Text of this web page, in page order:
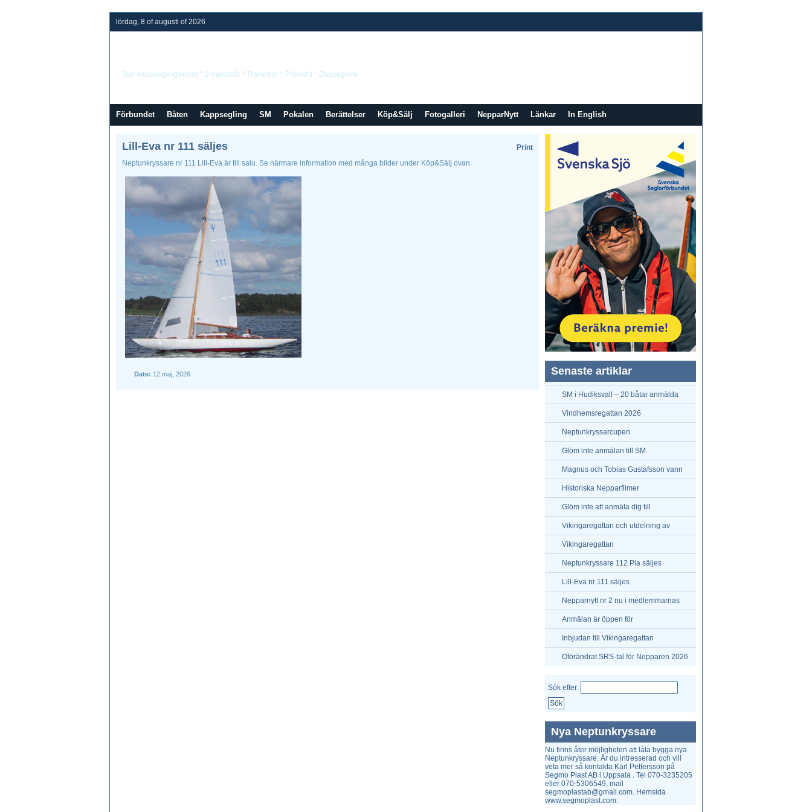
lördag, 8 of augusti of 2026
Stor kappseglingsklass * 2-mansbåt * Trailerbar * Prisvärd * Dagseglare
Förbundet Båten Kappsegling SM Pokalen Berättelser Köp&Sälj Fotogalleri NepparNytt Länkar In English
Senaste artiklar
SM i Hudiksvall – 20 båtar anmälda
hittills
Vindhemsregattan 2026
Neptunkryssarcupen
Glöm inte anmälan till SM
Magnus och Tobias Gustafsson vann
Neptunkryssarpokalen
Historiska Nepparfilmer
Glöm inte att anmäla dig till
Neptunkryssarpokalen
Vikingaregattan och utdelning av
vandringspris
Vikingaregattan
Neptunkryssare 112 Pia säljes
Lill-Eva nr 111 säljes
Nepparnytt nr 2 nu i medlemmarnas
brevlådor
Anmälan är öppen för
Neptunkryssarpokalen i Uppsala
Inbjudan till Vikingaregattan
Oförändrat SRS-tal för Nepparen 2026
Sök efter:
Nya Neptunkryssare
Nu finns åter möjligheten att låta bygga nya
Neptunkryssare. Är du intresserad och vill
veta mer så kontakta Karl Pettersson på
Segmo Plast AB i Uppsala . Tel 070-3235205
eller 070-5306549, mail
segmoplastab@gmail.com. Hemsida
www.segmoplast.com.
Print
Lill-Eva nr 111 säljes
Neptunkryssare nr 111 Lill-Eva är till salu. Se närmare information med många bilder under Köp&Sälj ovan.
Date: 12 maj, 2026